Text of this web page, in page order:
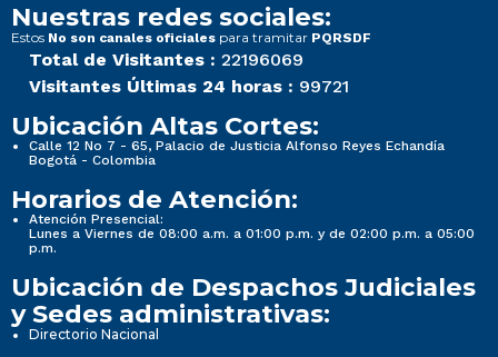
Nuestras redes sociales:
Estos No son canales oficiales para tramitar PQRSDF
Total de Visitantes : 22196069
Visitantes Últimas 24 horas : 99721
Ubicación Altas Cortes:
Calle 12 No 7 - 65, Palacio de Justicia Alfonso Reyes Echandía
Bogotá - Colombia
Horarios de Atención:
Atención Presencial:
Lunes a Viernes de 08:00 a.m. a 01:00 p.m. y de 02:00 p.m. a 05:00
p.m.
Ubicación de Despachos Judiciales
y Sedes administrativas:
Directorio Nacional